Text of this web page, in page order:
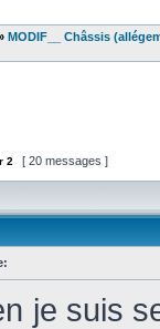
MODIF__ Châssis
2 [ 20 messages ]
je suis